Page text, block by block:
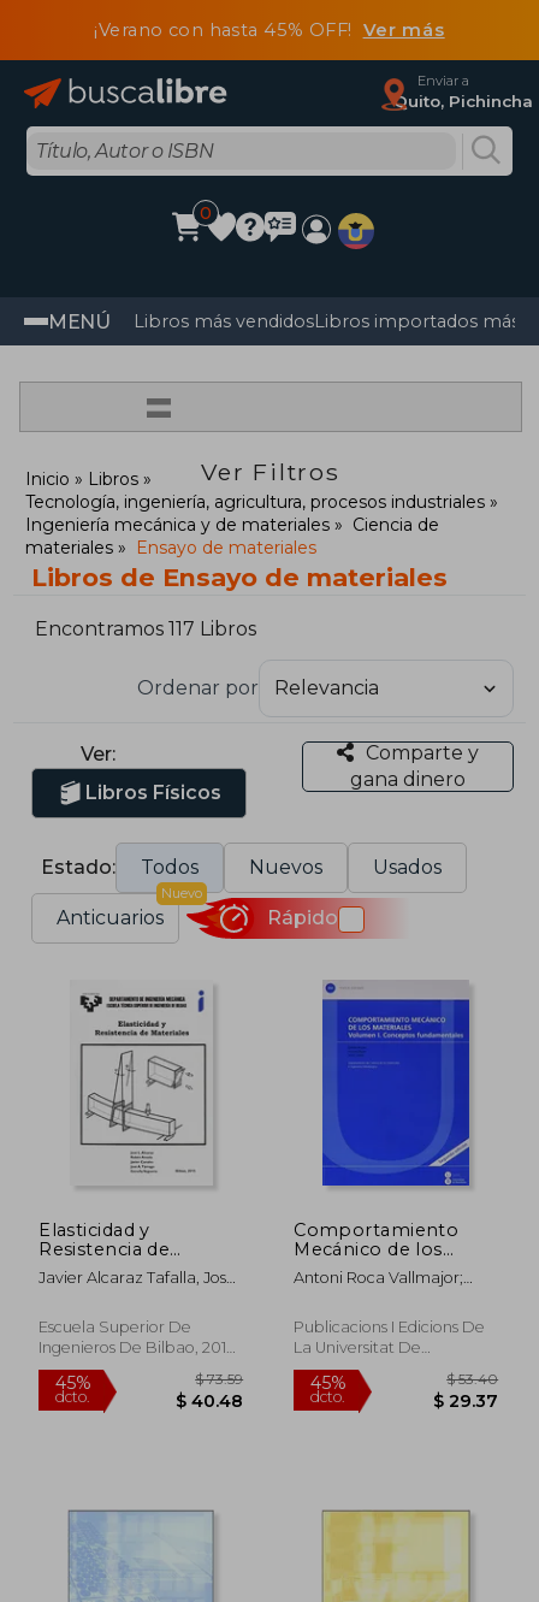
¡Verano con hasta 45% OFF! Ver más
Enviar a
Quito, Pichincha
0
MENÚ Libros más vendidosLibros importados más
=
Ver Filtros
Inicio
Libros
Tecnología, ingeniería, agricultura, procesos industriales
Ingeniería mecánica y de materiales
Ciencia de
materiales
Ensayo de materiales
Libros de Ensayo de materiales
Encontramos 117 Libros
Ordenar por
Ver:
Libros Físicos
Comparte y
gana dinero
Estado: Todos Nuevos Usados
Anticuarios
Nuevo
Rápido
Elasticidad y
Resistencia de
Materiales
Javier Alcaraz Tafalla, José
Rubén^Canales Abaitua
Escuela Superior De
Ingenieros De Bilbao, 2012,
Tapa Blanda, Nuevo
dcto.
Comportamiento
Mecánico de los
Materiales. Volumen
1: Conceptos
(Textos Docents)
Antoni Roca Vallmajor;
Jorba I Peiró
Publicacions I Edicions De
La Universitat De
Barcelona, 2012, 1 Edición,
Tapa Blanda, Nuevo
45%
dcto.